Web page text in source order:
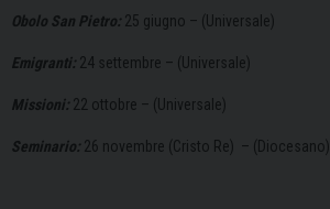
Obolo San Pietro: 25 giugno – (Universale)
Emigranti: 24 settembre – (Universale)
Missioni: 22 ottobre – (Universale)
Seminario: 26 novembre (Cristo Re) – (Diocesano)